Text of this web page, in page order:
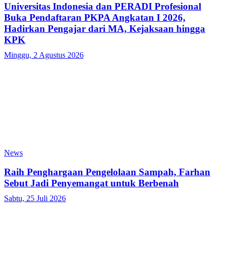
Universitas Indonesia dan PERADI Profesional
Buka Pendaftaran PKPA Angkatan I 2026,
Hadirkan Pengajar dari MA, Kejaksaan hingga
KPK
Minggu, 2 Agustus 2026
News
Raih Penghargaan Pengelolaan Sampah, Farhan
Sebut Jadi Penyemangat untuk Berbenah
Sabtu, 25 Juli 2026